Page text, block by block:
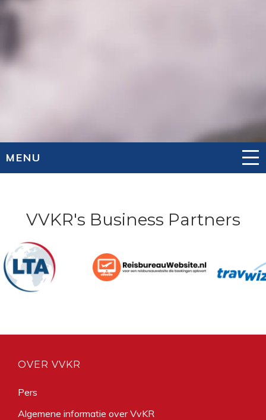
MENU
VVKR's Business Partners
OVER VVKR
Pers
Algemene informatie over VvKR